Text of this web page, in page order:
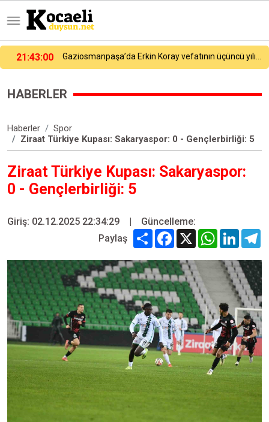
21:08:32
HABERLER
Haberler
Spor
Ziraat Türkiye Kupası: Sakaryaspor: 0 - Gençlerbirliği: 5
Ziraat Türkiye Kupası: Sakaryaspor:
0 - Gençlerbirliği: 5
Giriş: 02.12.2025 22:34:29 |
Güncelleme:
Paylaş
Share Facebook
X WhatsApp